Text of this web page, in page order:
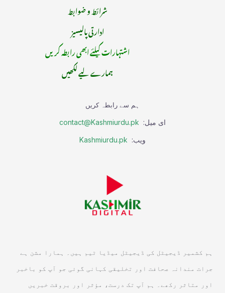
شرائط و ضوابط
ادارتی پالیسیز
اشتہارات کیلئے ابھی رابطہ کریں
ہمارے لیے لکھیں
ہم سے رابطہ کریں
ای میل: contact@Kashmiurdu.pk
ویب: Kashmiurdu.pk
ہم کشمیر ڈیجیٹل کی ڈیجیٹل میڈیا ٹیم ہیں۔ ہمارا مشن ہے
جرات مندانہ صحافت اور تخلیقی کہانی گوئی جو آپ کو باخبر
اور متاثر رکھے۔ ہم آپ تک درست، مؤثر اور بروقت خبریں